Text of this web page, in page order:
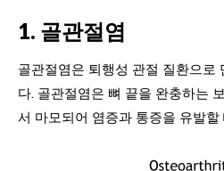
1. 골관절염
골관절염은 퇴행성 관절 질환으로
다. 골관절염은 뼈 끝을 완충하는
서 마모되어 염증과 통증을 유발할